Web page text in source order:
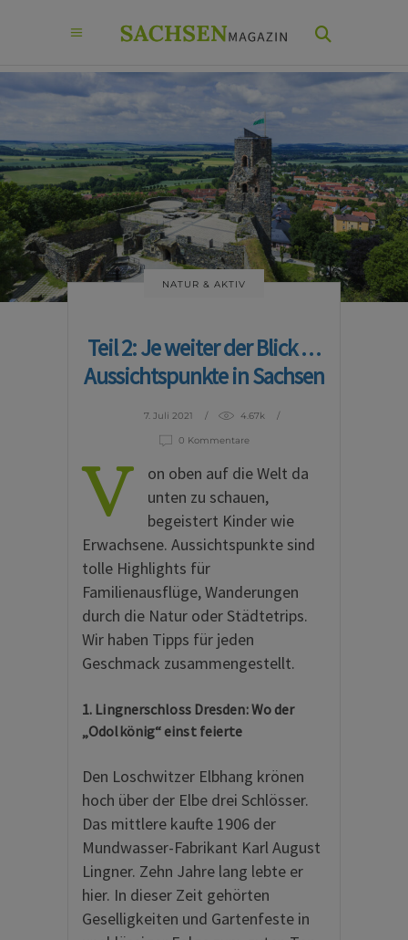
NATUR & AKTIV
Teil 2: Je weiter der Blick …
Aussichtspunkte in Sachsen
7. Juli 2021 4.67k
0 Kommentare
V
on oben auf die Welt da
unten zu schauen,
begeistert Kinder wie
Erwachsene. Aussichtspunkte sind
tolle Highlights für
Familienausflüge, Wanderungen
durch die Natur oder Städtetrips.
Wir haben Tipps für jeden
Geschmack zusammengestellt.
1. Lingnerschloss Dresden: Wo der
„Odolkönig“ einst feierte
Den Loschwitzer Elbhang krönen
hoch über der Elbe drei Schlösser.
Das mittlere kaufte 1906 der
Mundwasser-Fabrikant Karl August
Lingner. Zehn Jahre lang lebte er
hier. In dieser Zeit gehörten
Geselligkeiten und Gartenfeste in